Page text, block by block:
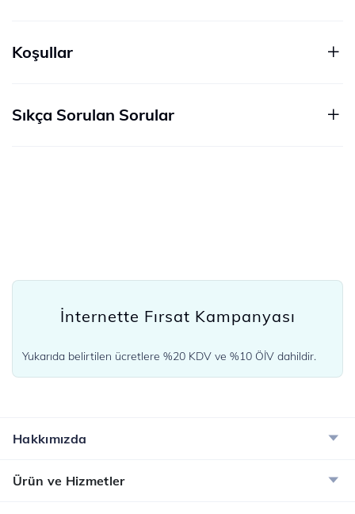
Koşullar
Sıkça Sorulan Sorular
İnternette Fırsat Kampanyası
Yukarıda belirtilen ücretlere %20 KDV ve %10 ÖİV dahildir.
Hakkımızda
Ürün ve Hizmetler